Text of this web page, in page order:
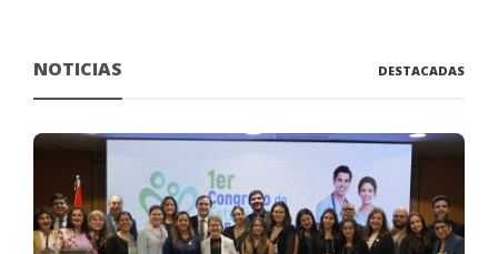
NOTICIAS DESTACADAS